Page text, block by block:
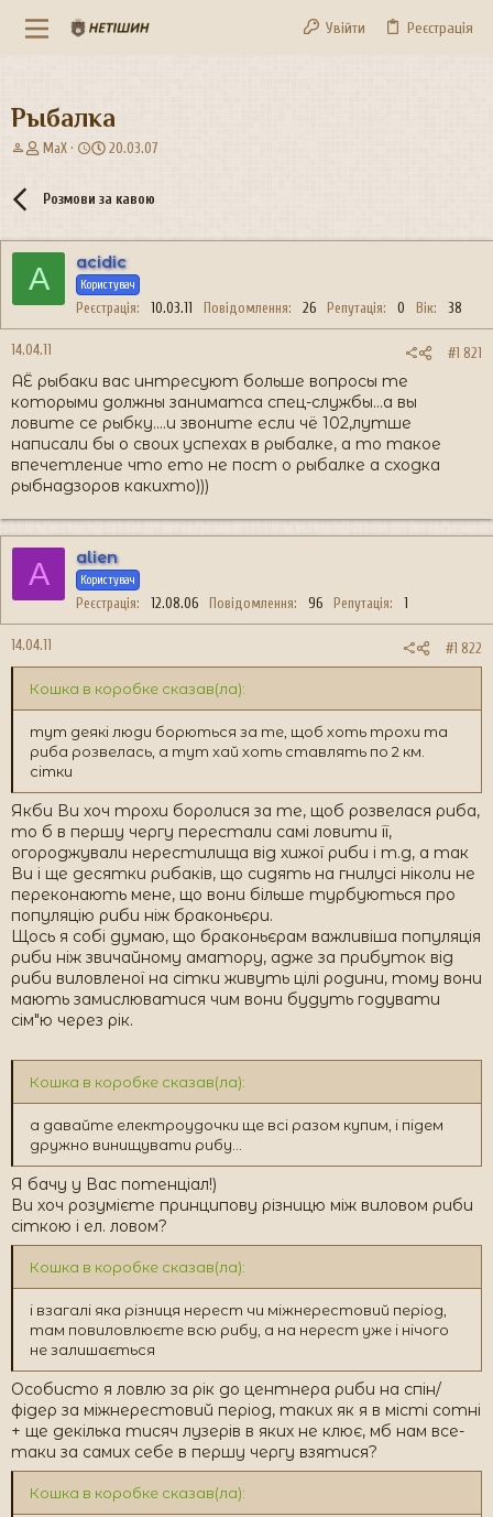
Увійти Реєстрація
Рыбалка
А
о
т
е
м
и
MaX
Д
а
т
в
о
р
е
я
20.03.07
Розмови за кавою
A acidic
Користувач
Реєстрація 10.03.11 Повідомлення 26 Репутація 0 Вік 38
14.04.11 #1 821
АЁ рыбаки вас интресуют больше вопросы те
которыми должны заниматса спец-службы...а вы
ловите се рыбку....и звоните если чё 102,лутше
написали бы о своих успехах в рыбалке, а то такое
впечетление что ето не пост о рыбалке а сходка
рыбнадзоров какихто)))
A alien
Користувач
Реєстрація 12.08.06 Повідомлення 96 Репутація 1
14.04.11 #1 822
Кошка в коробке сказав(ла):
тут деякі люди борються за те, щоб хоть трохи та
риба розвелась, а тут хай хоть ставлять по 2 км.
сітки
Якби Ви хоч трохи боролися за те, щоб розвелася риба,
то б в першу чергу перестали самі ловити її,
огороджували нерестилища від хижої риби і т.д, а так
Ви і ще десятки рибаків, що сидять на гнилусі ніколи не
переконають мене, що вони більше турбуються про
популяцію риби ніж браконьєри.
Щось я собі думаю, що браконьєрам важливіша популяція
риби ніж звичайному аматору, адже за прибуток від
риби виловленої на сітки живуть цілі родини, тому вони
мають замислюватися чим вони будуть годувати
сім"ю через рік.
Кошка в коробке сказав(ла):
а давайте електроудочки ще всі разом купим, і підем
дружно винищувати рибу...
Я бачу у Вас потенціал!)
Ви хоч розумієте принципову різницю між виловом риби
сіткою і ел. ловом?
Кошка в коробке сказав(ла):
і взагалі яка різниця нерест чи міжнерестовий період,
там повиловлюєте всю рибу, а на нерест уже і нічого
не залишається
Особисто я ловлю за рік до центнера риби на спін/
фідер за міжнерестовий період, таких як я в місті сотні
+ ще декілька тисяч лузерів в яких не клює, мб нам все-
таки за самих себе в першу чергу взятися?
Кошка в коробке сказав(ла):